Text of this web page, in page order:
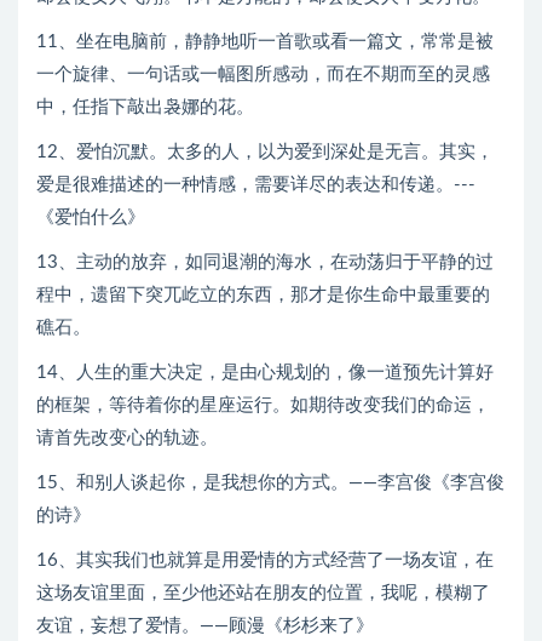
11、坐在电脑前，静静地听一首歌或看一篇文，常常是被
一个旋律、一句话或一幅图所感动，而在不期而至的灵感
中，任指下敲出袅娜的花。
12、爱怕沉默。太多的人，以为爱到深处是无言。其实，
爱是很难描述的一种情感，需要详尽的表达和传递。---
《爱怕什么》
13、主动的放弃，如同退潮的海水，在动荡归于平静的过
程中，遗留下突兀屹立的东西，那才是你生命中最重要的
礁石。
14、人生的重大决定，是由心规划的，像一道预先计算好
的框架，等待着你的星座运行。如期待改变我们的命运，
请首先改变心的轨迹。
15、和别人谈起你，是我想你的方式。——李宫俊《李宫俊
的诗》
16、其实我们也就算是用爱情的方式经营了一场友谊，在
这场友谊里面，至少他还站在朋友的位置，我呢，模糊了
友谊，妄想了爱情。——顾漫《杉杉来了》